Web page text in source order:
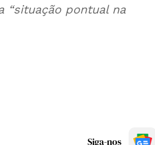
“situação pontual na
Siga-nos